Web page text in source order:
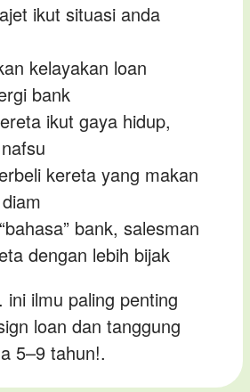
ikut situasi anda
kelayakan loan
bank
ikut gaya hidup,
kereta yang makan
bank, salesman
dengan lebih bijak
ini ilmu paling penting
loan dan tanggung
5–9 tahun!.